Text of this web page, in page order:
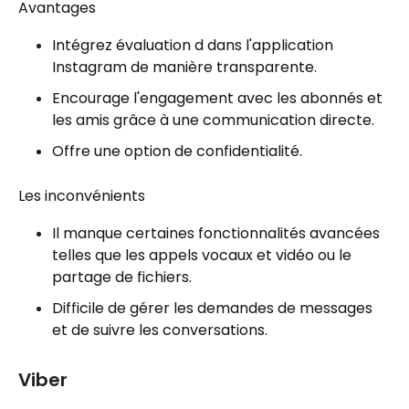
Avantages
Intégrez évaluation d dans l'application
Instagram de manière transparente.
Encourage l'engagement avec les abonnés et
les amis grâce à une communication directe.
Offre une option de confidentialité.
Les inconvénients
Il manque certaines fonctionnalités avancées
telles que les appels vocaux et vidéo ou le
partage de fichiers.
Difficile de gérer les demandes de messages
et de suivre les conversations.
Viber